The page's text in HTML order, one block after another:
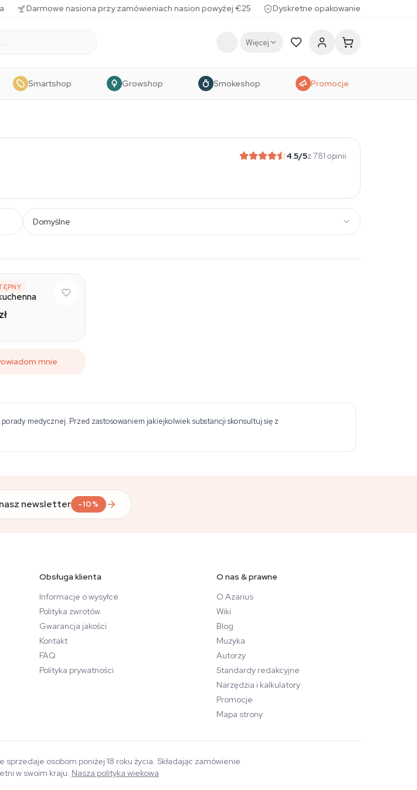
Darmowe nasiona przy zamówieniach nasion powyżej €25 Dyskretne opakowanie
Więcej
Smartshop Growshop Smokeshop Promocje
4.5/5z 781 opinii
Domyślne
mnie
medycznej. Przed zastosowaniem jakiejkolwiek substancji skonsultuj się z
newsletter -10%
Obsługa klienta
Informacje o wysyłce
Polityka zwrotów
Gwarancja jakości
Kontakt
FAQ
Polityka prywatności
O nas & prawne
O Azarius
Wiki
Blog
Muzyka
Autorzy
Standardy redakcyjne
Narzędzia i kalkulatory
Promocje
Mapa strony
osobom poniżej 18 roku życia. Składając zamówienie
w swoim kraju. Nasza polityka wiekowa